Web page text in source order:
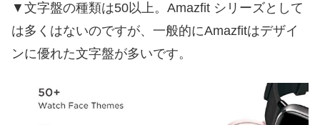
▼文字盤の種類は50以上。Amazfit シリーズとして
は多くはないのですが、一般的にAmazfitはデザイ
ンに優れた文字盤が多いです。